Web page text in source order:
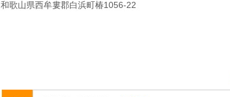
和歌山県西牟婁郡白浜町椿1056-22